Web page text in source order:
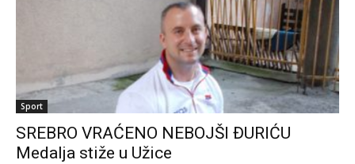
Sport
SREBRO VRAĆENO NEBOJŠI ĐURIĆU
Medalja stiže u Užice